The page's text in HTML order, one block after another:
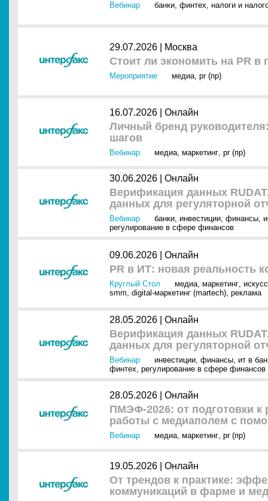
Вебинар банки, финтех, налоги и
29.07.2026 | Москва
Стоит ли экономить на PR в
Мероприятие медиа, pr (пр)
16.07.2026 | Онлайн
Личный бренд
шагов
Вебинар медиа, маркетинг, pr (пр)
30.06.2026 | Онлайн
Верификация данных
данных для регуляторной
Вебинар банки, инвестиции, финансы,
регулирование в сфере финансов
09.06.2026 | Онлайн
PR в ИТ: новая реальность
Круглый Стол медиа, маркетинг,
smm, digital-маркетинг (martech), реклама
28.05.2026 | Онлайн
Верификация данных
данных для регуляторной
Вебинар инвестиции, финансы, ит в
финтех, регулирование в сфере финансов
28.05.2026 | Онлайн
ПМЭФ-2026: от подготовки к
работы с медиаполем с
Вебинар медиа, маркетинг, pr (пр)
19.05.2026 | Онлайн
От трендов к практике:
коммуникаций в фарме и